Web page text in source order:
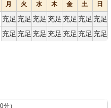
月 火 水 木 金 土
日
充足 充足 充足 充足 充足 充足 充足
充足 充足 充足 充足 充足 充足 充足
）